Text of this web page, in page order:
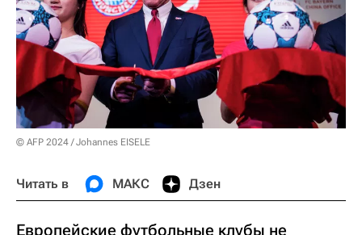
© AFP 2024 / Johannes EISELE
Читать в МАКС Дзен
Европейские футбольные клубы не